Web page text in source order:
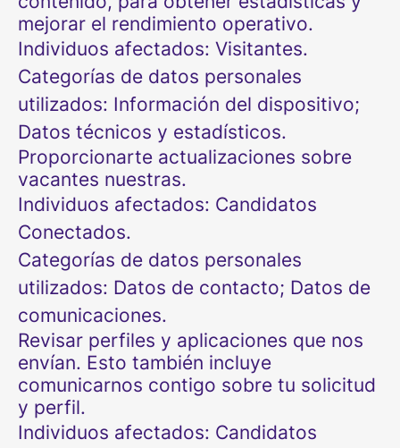
mejorar el rendimiento operativo.
Individuos afectados: Visitantes.
Categorías de datos personales
utilizados: Información del dispositivo;
Datos técnicos y estadísticos.
Proporcionarte actualizaciones sobre
vacantes nuestras.
Individuos afectados: Candidatos
Conectados.
Categorías de datos personales
utilizados: Datos de contacto; Datos de
comunicaciones.
Revisar perfiles y aplicaciones que nos
envían. Esto también incluye
comunicarnos contigo sobre tu solicitud
y perfil.
Individuos afectados: Candidatos